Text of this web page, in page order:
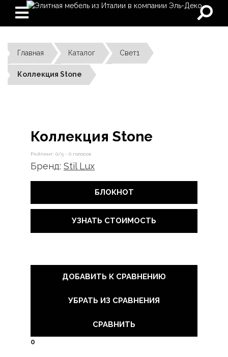
Главная Каталог Свет1
Коллекция Stone
Коллекция Stone
Рейтинг: 0/5 - 0 голосов
Бренд: Stil Lux
БЛОКНОТ
УЗНАТЬ СТОИМОСТЬ
ДОБАВИТЬ К СРАВНЕНИЮ
УБРАТЬ ИЗ СРАВНЕНИЯ
СРАВНИТЬ
0